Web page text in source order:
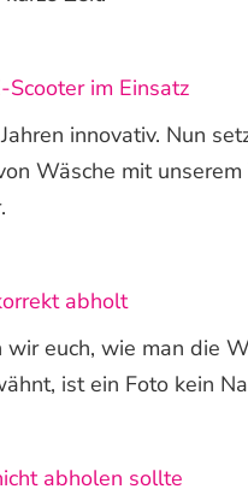
im Einsatz
innovativ. Nun
Wäsche mit
abholt
euch, wie man die
ist ein Foto kein
abholen sollte